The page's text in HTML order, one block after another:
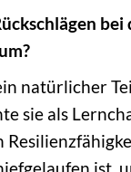
bei
natürlicher
sie als
ist,